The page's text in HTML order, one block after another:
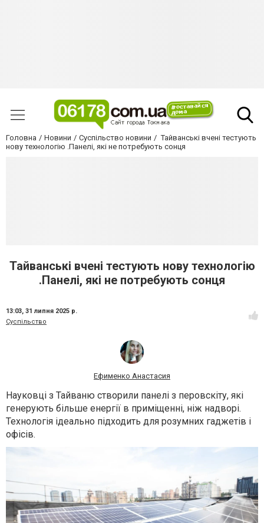
Головна Новини Суспільство новини
Тайванські вчені тестують
нову технологію .Панелі, які не потребують сонця
Тайванські вчені тестують нову технологію
.Панелі, які не потребують сонця
13:03, 31 липня 2025 р.
Суспільство
Ефименко Анастасия
Науковці з Тайваню створили панелі з перовскіту, які
генерують більше енергії в приміщенні, ніж надворі.
Технологія ідеально підходить для розумних гаджетів і
офісів.